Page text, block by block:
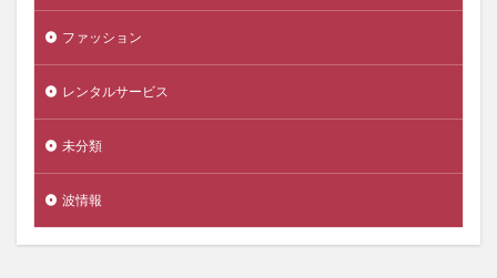
ファッション
レンタルサービス
未分類
波情報